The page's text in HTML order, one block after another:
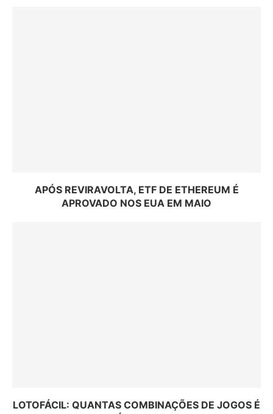
APÓS REVIRAVOLTA, ETF DE ETHEREUM É
APROVADO NOS EUA EM MAIO
LOTOFÁCIL: QUANTAS COMBINAÇÕES DE JOGOS É